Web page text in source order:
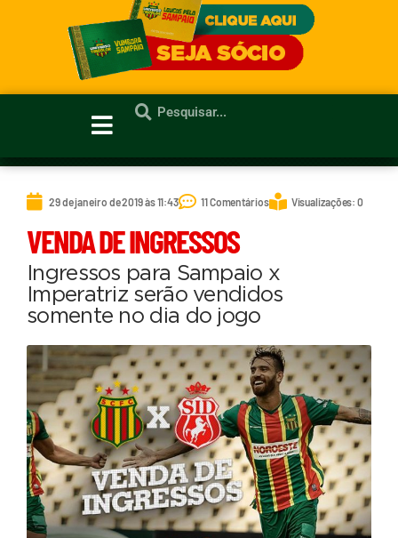
29 de janeiro de 2019 às 11:43 11 Comentários Visualizações: 0
VENDA DE INGRESSOS
Ingressos para Sampaio x
Imperatriz serão vendidos
somente no dia do jogo